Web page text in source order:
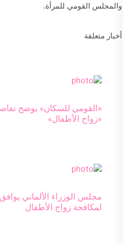
والمجلس القومي للمرأة.
أخبار متعلقة
«القومي للسكان» يوضح
«زواج الأطفال»
مجلس الوزراء الألماني
لمكافحة زواج الأطفال